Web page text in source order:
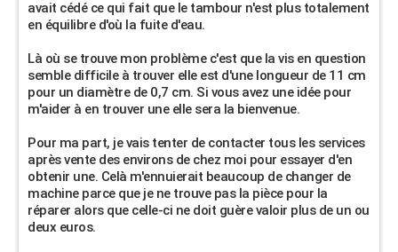
avait cédé ce qui fait que le tambour n'est plus totalement
en équilibre d'où la fuite d'eau.
Là où se trouve mon problème c'est que la vis en question
semble difficile à trouver elle est d'une longueur de 11 cm
pour un diamètre de 0,7 cm. Si vous avez une idée pour
m'aider à en trouver une elle sera la bienvenue.
Pour ma part, je vais tenter de contacter tous les services
après vente des environs de chez moi pour essayer d'en
obtenir une. Celà m'ennuierait beaucoup de changer de
machine parce que je ne trouve pas la pièce pour la
réparer alors que celle-ci ne doit guère valoir plus de un ou
deux euros.